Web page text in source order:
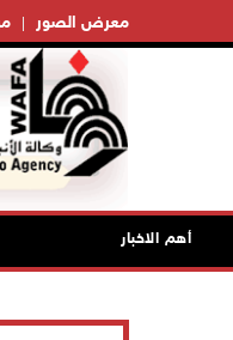
معرض الصور
أهم الاخبار